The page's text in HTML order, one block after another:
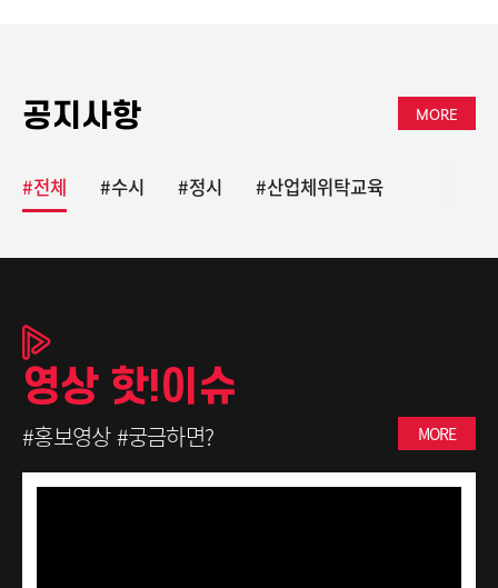
공지사항
#전체 #수시 #정시 #산업체위탁교육
MORE
영상 핫!이슈
#홍보영상#궁금하면? MORE